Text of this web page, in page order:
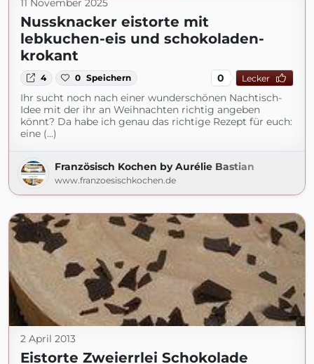
11 November 2025
Nussknacker eistorte mit
lebkuchen-eis und schokoladen-
krokant
4 0 Speichern 0 Lecker
Ihr sucht noch nach einer wunderschönen Nachtisch-
Idee mit der ihr an Weihnachten richtig angeben
könnt? Da habe ich genau das richtige Rezept für euch:
eine (...)
Französisch Kochen by Aurélie Bastian
www.franzoesischkochen.de
2 April 2013
Eistorte Zweierrlei Schokolade